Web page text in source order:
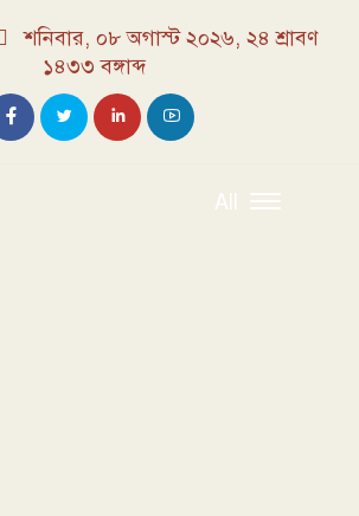
শনিবার, ০৮ অগাস্ট ২০২৬, ২৪ শ্রাবণ
১৪৩৩ বঙ্গাব্দ
All